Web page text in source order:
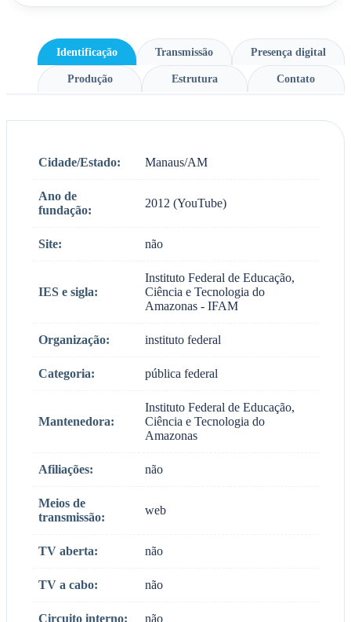
Identificação Transmissão Presença digital
Produção Estrutura Contato
Cidade/Estado: Manaus/AM
Ano de
fundação:
2012 (YouTube)
Site: não
IES e sigla:
Instituto Federal de Educação,
Ciência e Tecnologia do
Amazonas - IFAM
Organização: instituto federal
Categoria: pública federal
Mantenedora:
Instituto Federal de Educação,
Ciência e Tecnologia do
Amazonas
Afiliações: não
Meios de
transmissão:
web
TV aberta: não
TV a cabo: não
Circuito interno: não